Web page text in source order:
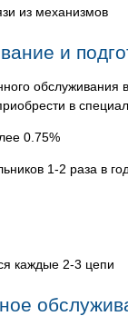
из механизмов
и
в
0.75%
1-2 раза в год
каждые 2-3 цепи